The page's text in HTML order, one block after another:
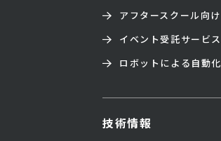
アフタースクール向け
イベント受託サービス
ロボットによる自動化
技術情報